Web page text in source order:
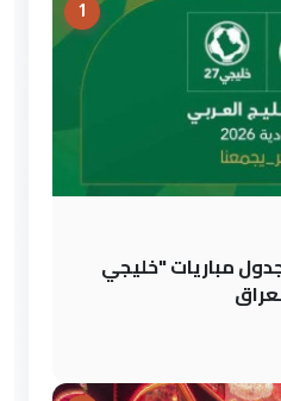
1
مباريات "خليجي